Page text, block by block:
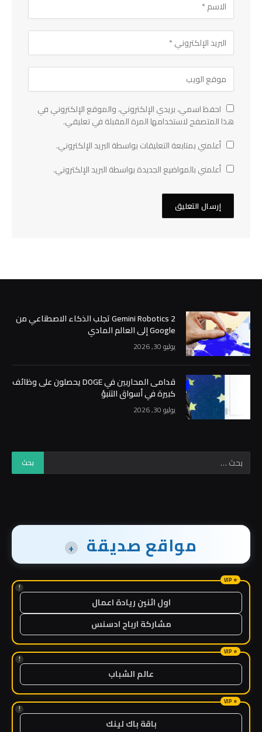
احفظ اسمي، بريدي الإلكتروني، والموقع الإلكتروني في
هذا المتصفح لاستخدامها المرة المقبلة في تعليقي.
أعلمني بمتابعة التعليقات بواسطة البريد الإلكتروني.
أعلمني بالمواضيع الجديدة بواسطة البريد الإلكتروني.
Gemini Robotics 2 تجلب الذكاء الاصطناعي من
Google إلى العالم المادي
يوليو 30, 2026
قدامى المحاربين في DOGE يحصلون على وظائف
كبيرة في أسواق التنبؤ
يوليو 30, 2026
مواقع صديقة +
!
اول اثنين ريادة اعمال
مشاركة ارباح ادسنس
!
عالم الشباب
!
باقة باك لينك